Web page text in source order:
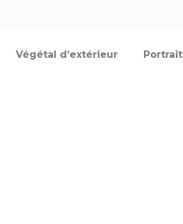
Végétal d’extérieur Portrait